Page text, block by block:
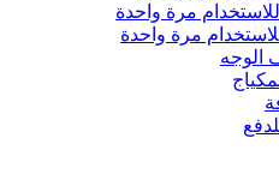
مرة واحدة
مرة واحدة
الوجه